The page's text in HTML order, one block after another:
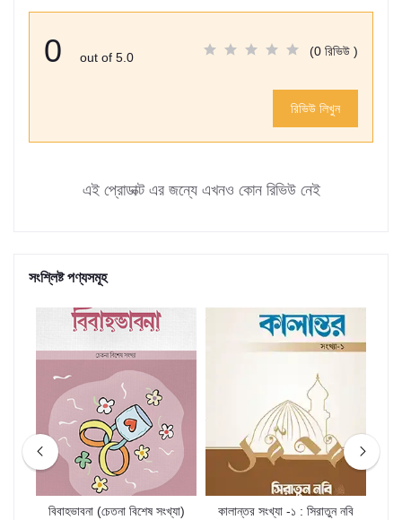
0 out of 5.0 (0 রিভিউ )
রিভিউ লিখুন
এই প্রোডাক্ট এর জন্যে এখনও কোন রিভিউ নেই
সংশ্লিষ্ট পণ্যসমূহ
বিবাহভাবনা (চেতনা বিশেষ সংখ্যা)
কালান্তর সংখ্যা -১ : সিরাতুন নবি